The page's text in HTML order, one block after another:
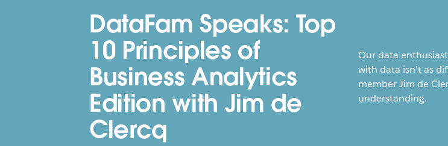
DataFam Speaks: Top
10 Principles of
Business Analytics
Edition with Jim de
Clercq
Our data
with data isn’t as
member Jim de
understanding.